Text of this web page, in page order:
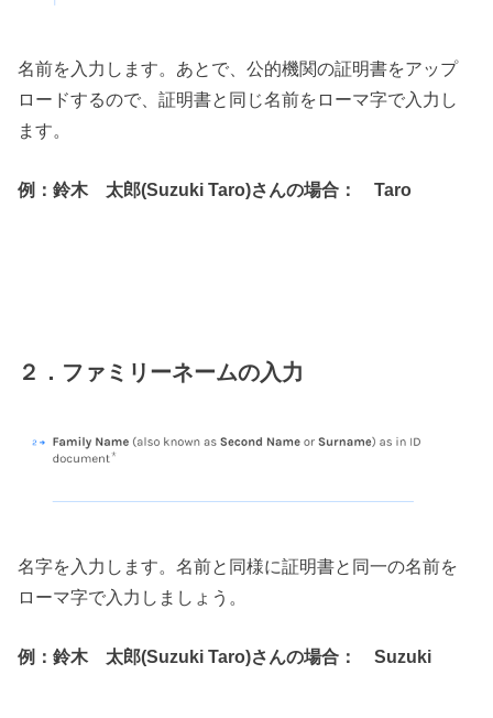
名前を入力します。あとで、公的機関の証明書をアップ
ロードするので、証明書と同じ名前をローマ字で入力し
ます。
例：鈴木 太郎(Suzuki Taro)さんの場合： Taro
２．ファミリーネームの入力
名字を入力します。名前と同様に証明書と同一の名前を
ローマ字で入力しましょう。
例：鈴木 太郎(Suzuki Taro)さんの場合： Suzuki